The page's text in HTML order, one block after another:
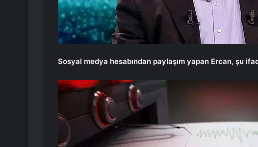
Sosyal medya hesabından paylaşım yapan Ercan, şu